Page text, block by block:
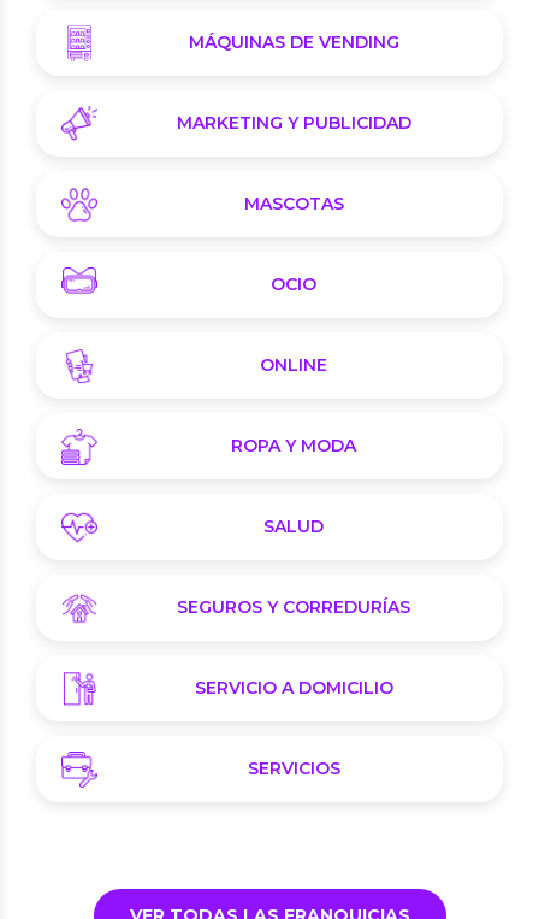
MÁQUINAS DE VENDING
MARKETING Y PUBLICIDAD
MASCOTAS
OCIO
ONLINE
ROPA Y MODA
SALUD
SEGUROS Y CORREDURÍAS
SERVICIO A DOMICILIO
SERVICIOS